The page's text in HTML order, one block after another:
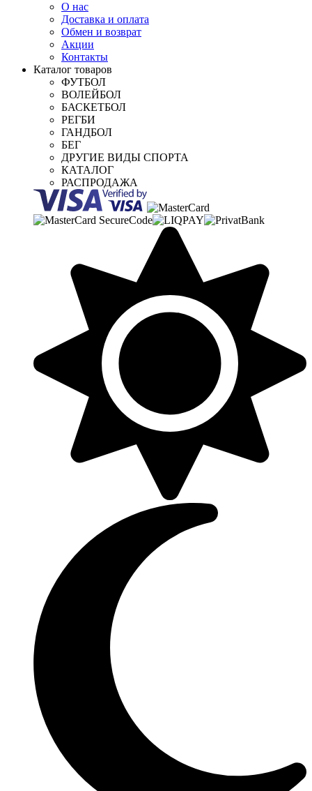
О нас
Доставка и оплата
Обмен и возврат
Акции
Контакты
Каталог товаров
ФУТБОЛ
ВОЛЕЙБОЛ
БАСКЕТБОЛ
РЕГБИ
ГАНДБОЛ
БЕГ
ДРУГИЕ ВИДЫ СПОРТА
КАТАЛОГ
РАСПРОДАЖА